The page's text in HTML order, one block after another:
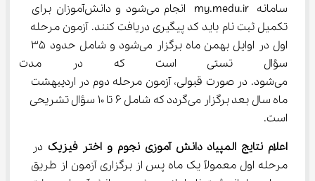
سامانه my.medu.ir انجام می‌شود و دانش‌آموزان برای
تکمیل ثبت نام باید کد پیگیری دریافت کنند. آزمون مرحله
سؤال تستی است که در مدت
می‌شود. در صورت قبولی، آزمون مرحله دوم در اردیبهشت
ماه سال بعد برگزار می‌گردد که شامل 6 تا 10 سؤال تشریحی
است.
اعلام نتایج المپیاد دانش آموزی نجوم و اختر فیزیک در
مرحله اول معمولاً یک ماه پس از برگزاری آزمون از طریق